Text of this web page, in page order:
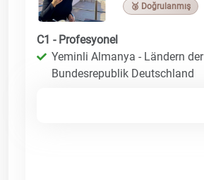
🥉 Doğrulanmış
C1 - Profesyonel
Yeminli Almanya - Ländern der
Bundesrepublik Deutschland